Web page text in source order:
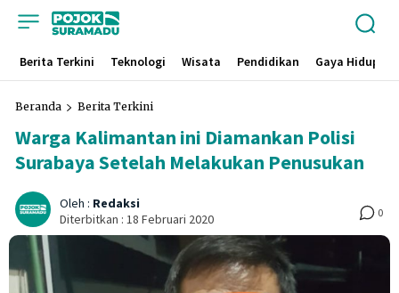
Berita Terkini Teknologi Wisata Pendidikan Gaya Hidup
Beranda Berita Terkini
Warga Kalimantan ini Diamankan Polisi
Surabaya Setelah Melakukan Penusukan
Oleh : Redaksi
Diterbitkan : 18 Februari 2020 0